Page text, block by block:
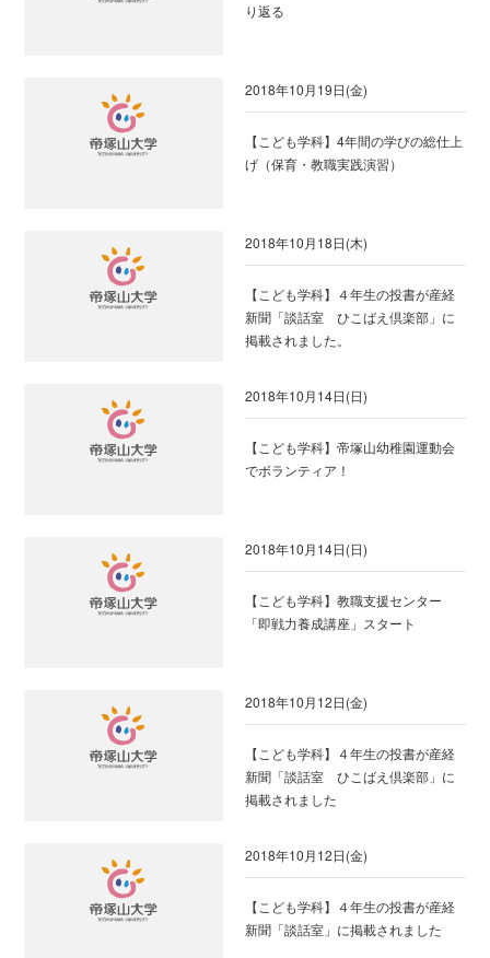
り返る
2018年10月19日(金)
【こども学科】4年間の学びの総仕上
げ（保育・教職実践演習）
2018年10月18日(木)
【こども学科】４年生の投書が産経
新聞「談話室 ひこばえ倶楽部」に
掲載されました。
2018年10月14日(日)
【こども学科】帝塚山幼稚園運動会
でボランティア！
2018年10月14日(日)
【こども学科】教職支援センター
「即戦力養成講座」スタート
2018年10月12日(金)
【こども学科】４年生の投書が産経
新聞「談話室 ひこばえ倶楽部」に
掲載されました
2018年10月12日(金)
【こども学科】４年生の投書が産経
新聞「談話室」に掲載されました